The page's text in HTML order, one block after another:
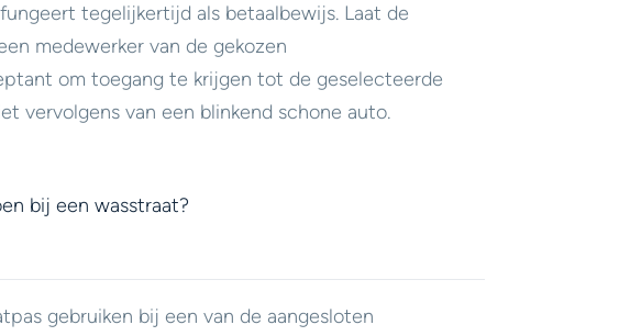
tegelijkertijd als betaalbewijs. Laat de
medewerker van de gekozen
om toegang te krijgen tot de geselecteerde
vervolgens van een blinkend schone auto.
bij een wasstraat?
gebruiken bij een van de aangesloten